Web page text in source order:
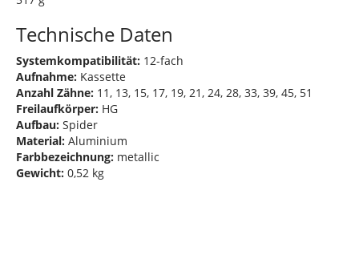
Technische Daten
Systemkompatibilität: 12-fach
Aufnahme: Kassette
Anzahl Zähne: 11, 13, 15, 17, 19, 21, 24, 28, 33, 39, 45, 51
Freilaufkörper: HG
Aufbau: Spider
Material: Aluminium
Farbbezeichnung: metallic
Gewicht: 0,52 kg